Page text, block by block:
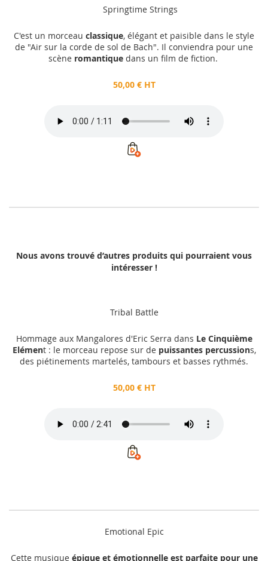
Springtime Strings
C'est un morceau classique, élégant et paisible dans le style
de "Air sur la corde de sol de Bach". Il conviendra pour une
scène romantiquedans un film de fiction.
50,00 € HT
Nous avons trouvé d’autres produits qui pourraient vous
intéresser !
Tribal Battle
Hommage aux Mangalores d'Eric Serra dans Le Cinquième
Elément : le morceau repose sur de puissantes percussions,
des piétinements martelés, tambours et basses rythmés.
50,00 € HT
Emotional Epic
Cette musique épique et émotionnelle est parfaite pour une